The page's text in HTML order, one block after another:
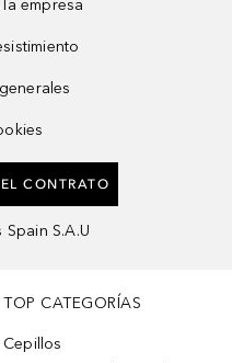
empresa
CONTRATO
Spain S.A.U
TOP CATEGORÍAS
Cepillos